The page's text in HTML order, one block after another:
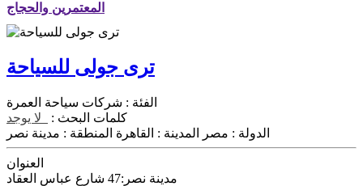
المعتمرين والحجاج
ترى جولى للسياحة
الفئة : شركات سياحة العمرة
كلمات البحث :
لا يوجد
الدولة : مصر المدينة : القاهرة المنطقة : مدينة نصر
العنوان
مدينة نصر:47 شارع عباس العقاد